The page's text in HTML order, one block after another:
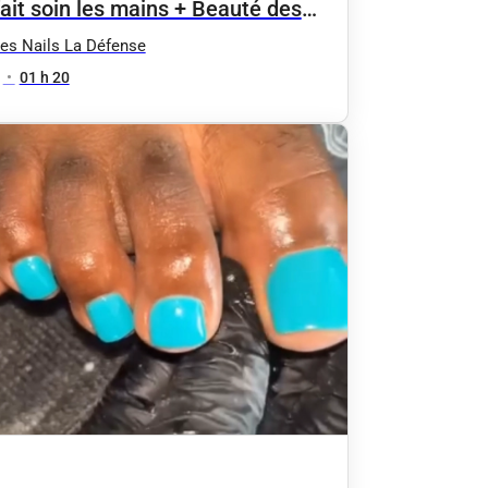
soin les mains + Beauté des
complet + Semi permanent
Nails La Défense
• 01 h 20